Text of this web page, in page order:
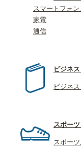
スマートフォ
家電
通信
ビジネ
ビジネ
スポー
スポー